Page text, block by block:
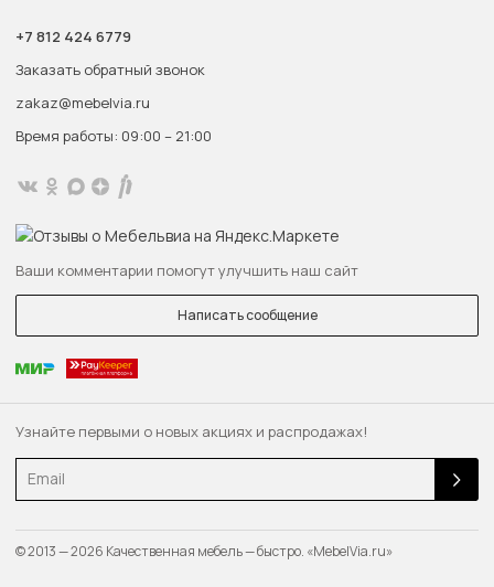
Узнайте первыми о новых акциях и распродажах!
Email
+7 812 424 6779
Заказать обратный звонок
zakaz@mebelvia.ru
Время работы: 09:00 – 21:00
Ваши комментарии помогут улучшить наш сайт
Написать сообщение
© 2013 — 2026 Качественная мебель — быстро. «MebelVia.ru»